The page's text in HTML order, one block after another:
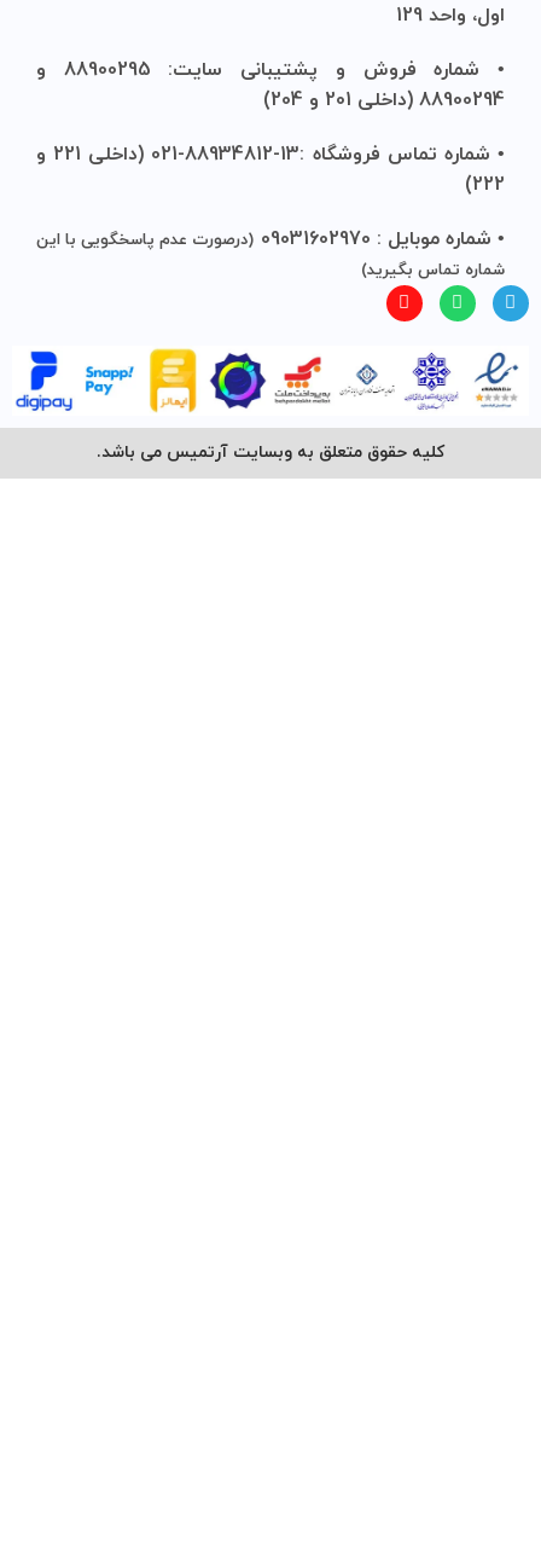
اول، واحد 129
• شماره فروش و پشتیبانی سایت: 88900295 و
88900294 (داخلی 201 و 204)
• شماره تماس فروشگاه :13-88934812-021 (داخلی 221 و
222)
• شماره موبایل : 09031602970
(درصورت عدم پاسخگویی با این
شماره تماس بگیرید)
کلیه حقوق متعلق به وبسایت آرتمیس می باشد.